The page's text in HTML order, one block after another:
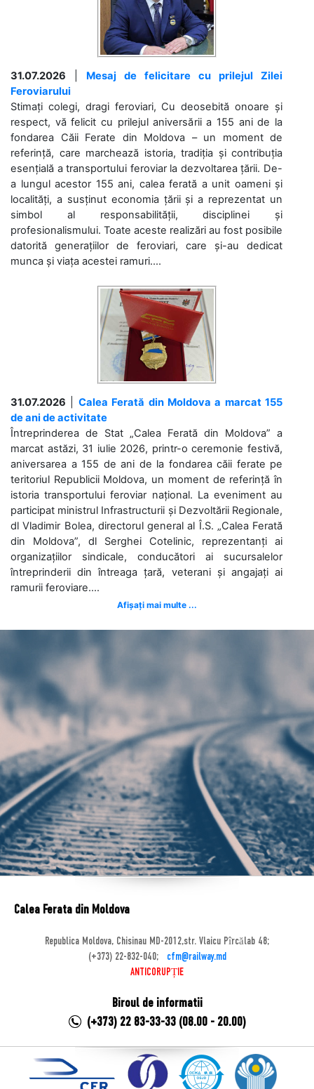
31.07.2026
Mesaj de felicitare cu prilejul Zilei
Feroviarului
Stimați colegi, dragi feroviari, Cu deosebită onoare și
respect, vă felicit cu prilejul aniversării a 155 ani de la
fondarea Căii Ferate din Moldova – un moment de
referință, care marchează istoria, tradiția și contribuția
esențială a transportului feroviar la dezvoltarea țării. De-
a lungul acestor 155 ani, calea ferată a unit oameni și
localități, a susținut economia țării și a reprezentat un
simbol al responsabilității, disciplinei și
profesionalismului. Toate aceste realizări au fost posibile
datorită generațiilor de feroviari, care și-au dedicat
munca și viața acestei ramuri....
31.07.2026
Calea Ferată din Moldova a marcat 155
de ani de activitate
Întreprinderea de Stat „Calea Ferată din Moldova” a
marcat astăzi, 31 iulie 2026, printr-o ceremonie festivă,
aniversarea a 155 de ani de la fondarea căii ferate pe
teritoriul Republicii Moldova, un moment de referință în
istoria transportului feroviar național. La eveniment au
participat ministrul Infrastructurii și Dezvoltării Regionale,
dl Vladimir Bolea, directorul general al Î.S. „Calea Ferată
din Moldova”, dl Serghei Cotelinic, reprezentanți ai
organizațiilor sindicale, conducători ai sucursalelor
întreprinderii din întreaga țară, veterani și angajați ai
ramurii feroviare....
Afișați mai multe ...
Calea Ferata din Moldova
Republica Moldova, Chisinau MD-2012,str. Vlaicu Pîrcălab 48;
(+373) 22-832-040;
cfm@railway.md
ANTICORUPȚIE
Biroul de informatii
(+373) 22 83-33-33 (08.00 - 20.00)